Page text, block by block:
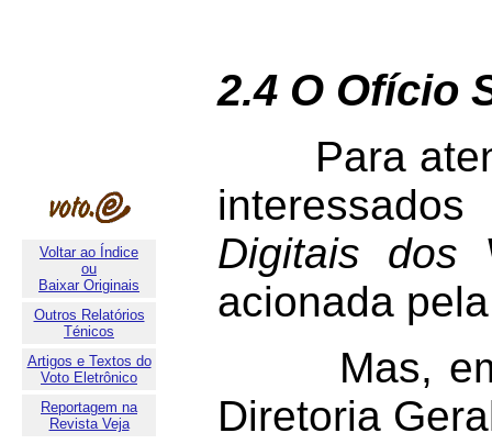
2.4 O Ofício
Para
Digitais dos
acionada
Mas, em
Diretoria
Voltar ao Índice
ou
Baixar Originais
Outros Relatórios
Ténicos
Artigos e Textos do
Voto Eletrônico
Reportagem na
Revista Veja